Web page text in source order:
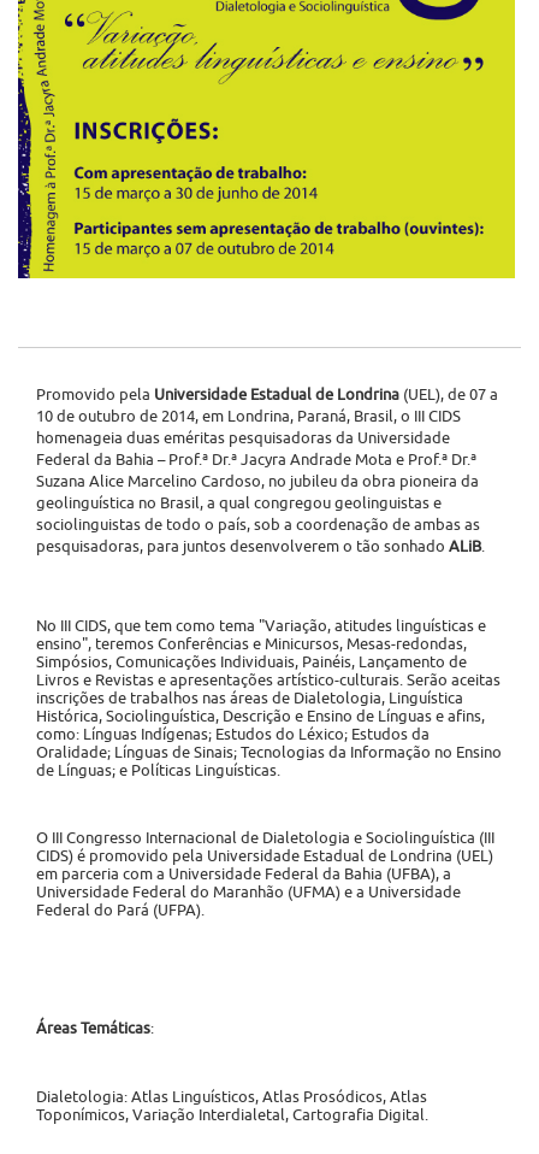
Promovido pela Universidade Estadual de Londrina (UEL), de 07 a
10 de outubro de 2014, em Londrina, Paraná, Brasil, o III CIDS
homenageia duas eméritas pesquisadoras da Universidade
Federal da Bahia – Prof.ª Dr.ª Jacyra Andrade Mota e Prof.ª Dr.ª
Suzana Alice Marcelino Cardoso, no jubileu da obra pioneira da
geolinguística no Brasil, a qual congregou geolinguistas e
sociolinguistas de todo o país, sob a coordenação de ambas as
pesquisadoras, para juntos desenvolverem o tão sonhado ALiB.
No III CIDS, que tem como tema "Variação, atitudes linguísticas e
ensino", teremos Conferências e Minicursos, Mesas-redondas,
Simpósios, Comunicações Individuais, Painéis, Lançamento de
Livros e Revistas e apresentações artístico-culturais. Serão aceitas
inscrições de trabalhos nas áreas de Dialetologia, Linguística
Histórica, Sociolinguística, Descrição e Ensino de Línguas e afins,
como: Línguas Indígenas; Estudos do Léxico; Estudos da
Oralidade; Línguas de Sinais; Tecnologias da Informação no Ensino
de Línguas; e Políticas Linguísticas.
O III Congresso Internacional de Dialetologia e Sociolinguística (III
CIDS) é promovido pela Universidade Estadual de Londrina (UEL)
em parceria com a Universidade Federal da Bahia (UFBA), a
Universidade Federal do Maranhão (UFMA) e a Universidade
Federal do Pará (UFPA).
Áreas Temáticas:
Dialetologia: Atlas Linguísticos, Atlas Prosódicos, Atlas
Toponímicos, Variação Interdialetal, Cartografia Digital.